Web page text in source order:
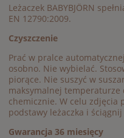
Leżaczek BABYBJÖRN
EN 12790:2009.
Czyszczenie
Prać w pralce
osobno. Nie wybielać.
piorące. Nie suszyć w
maksymalnej temperaturze
chemicznie. W celu zdjęcia
podstawy leżaczka i
Gwarancja 36 miesięcy